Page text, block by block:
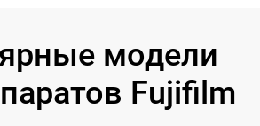
модели
Fujifilm